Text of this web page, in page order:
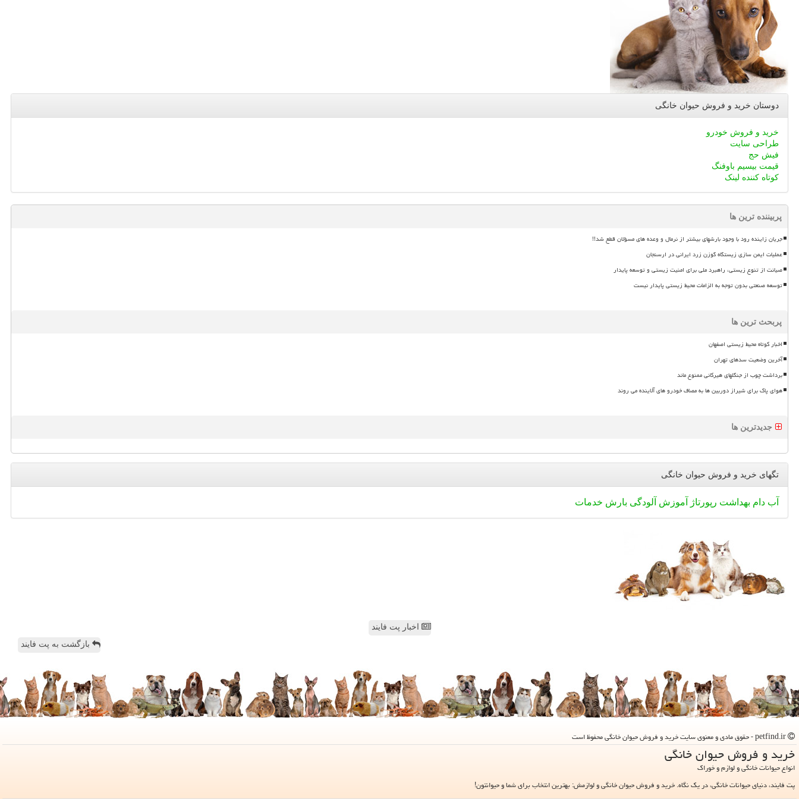
دوستان خرید و فروش حیوان خانگی
خرید و فروش خودرو
طراحی سایت
فیش حج
قیمت بیسیم باوفنگ
کوتاه کننده لینک
پربیننده ترین ها
جریان زاینده رود با وجود بارشهای بیشتر از نرمال و وعده های مسؤلان قطع شد!!
عملیات ایمن سازی زیستگاه گوزن زرد ایرانی در ارسنجان
صیانت از تنوع زیستی، راهبرد ملی برای امنیت زیستی و توسعه پایدار
توسعه صنعتی بدون توجه به الزامات محیط زیستی پایدار نیست
پربحث ترین ها
اخبار کوتاه محیط زیستی اصفهان
آخرین وضعیت سدهای تهران
برداشت چوب از جنگلهای هیرکانی ممنوع ماند
هوای پاک برای شیراز دوربین ها به مصاف خودرو های آلاینده می روند
جدیدترین ها
تگهای خرید و فروش حیوان خانگی
آب دام بهداشت رپورتاژ آموزش آلودگی بارش خدمات
اخبار پت فایند
بازگشت به پت فایند
خرید و فروش حیوان خانگی
انواع حیوانات خانگی و لوازم و خوراک
پت فایند، دنیای حیوانات خانگی، در یک نگاه. خرید و فروش حیوان خانگی و لوازمش: بهترین انتخاب برای شما و حیوانتون!